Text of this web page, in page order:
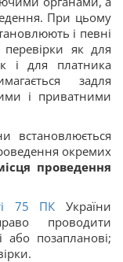
При цьому
і певні
як для
і для платника
задля
і приватними
встановлюється
окремих
проведення
75 ПК України
проводити
або позапланові;